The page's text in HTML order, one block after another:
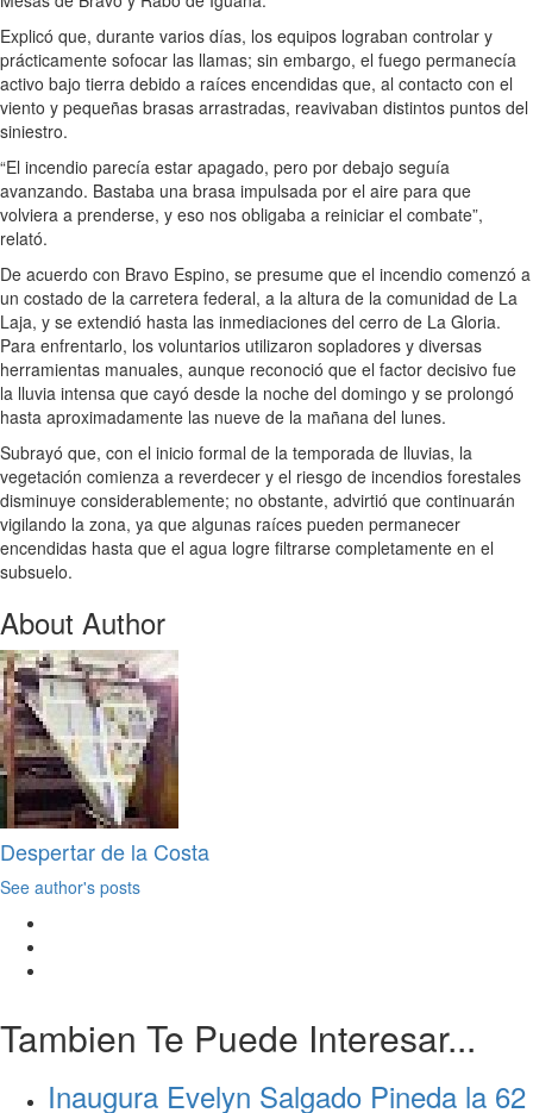
Explicó que, durante varios días, los equipos lograban controlar y
prácticamente sofocar las llamas; sin embargo, el fuego permanecía
activo bajo tierra debido a raíces encendidas que, al contacto con el
viento y pequeñas brasas arrastradas, reavivaban distintos puntos del
siniestro.
“El incendio parecía estar apagado, pero por debajo seguía
avanzando. Bastaba una brasa impulsada por el aire para que
volviera a prenderse, y eso nos obligaba a reiniciar el combate”,
relató.
De acuerdo con Bravo Espino, se presume que el incendio comenzó a
un costado de la carretera federal, a la altura de la comunidad de La
Laja, y se extendió hasta las inmediaciones del cerro de La Gloria.
Para enfrentarlo, los voluntarios utilizaron sopladores y diversas
herramientas manuales, aunque reconoció que el factor decisivo fue
la lluvia intensa que cayó desde la noche del domingo y se prolongó
hasta aproximadamente las nueve de la mañana del lunes.
Subrayó que, con el inicio formal de la temporada de lluvias, la
vegetación comienza a reverdecer y el riesgo de incendios forestales
disminuye considerablemente; no obstante, advirtió que continuarán
vigilando la zona, ya que algunas raíces pueden permanecer
encendidas hasta que el agua logre filtrarse completamente en el
subsuelo.
About Author
Despertar de la Costa
See author's posts
Tambien Te Puede Interesar...
Inaugura Evelyn Salgado Pineda la 62